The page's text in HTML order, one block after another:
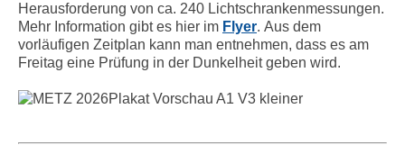
Herausforderung von ca. 240 Lichtschrankenmessungen.
Mehr Information gibt es hier im Flyer. Aus dem
vorläufigen Zeitplan kann man entnehmen, dass es am
Freitag eine Prüfung in der Dunkelheit geben wird.